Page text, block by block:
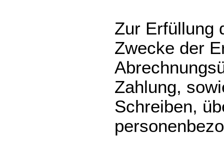
Zur Erfüllung
Zwecke der
Zahlung,
Schreiben,